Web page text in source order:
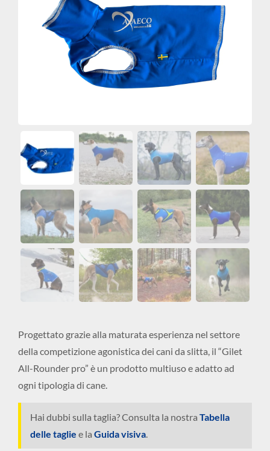
Progettato grazie alla maturata esperienza nel settore
della competizione agonistica dei cani da slitta, il “Gilet
All-Rounder pro” è un prodotto multiuso e adatto ad
ogni tipologia di cane.
Hai dubbi sulla taglia? Consulta la nostra Tabella
delle taglie e la Guida visiva